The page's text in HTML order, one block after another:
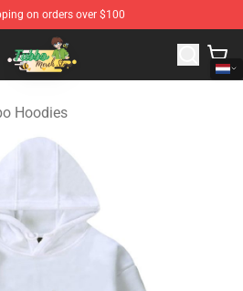
on orders over $100
Tubbo Merchandise Shop
Hoodies